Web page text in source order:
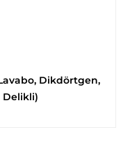
Dikdörtgen,
Delikli)